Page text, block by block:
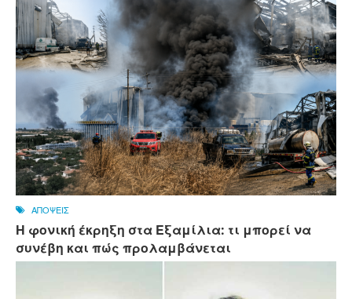
ΑΠΟΨΕΙΣ
Η φονική έκρηξη στα Εξαμίλια: τι μπορεί να
συνέβη και πώς προλαμβάνεται